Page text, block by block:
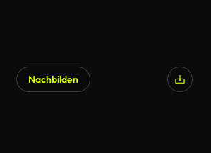
Nachbilden